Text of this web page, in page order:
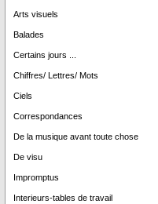
Arts visuels
Balades
Certains jours ...
Chiffres/ Lettres/ Mots
Ciels
Correspondances
De la musique avant toute chose
De visu
Impromptus
Interieurs-tables de travail